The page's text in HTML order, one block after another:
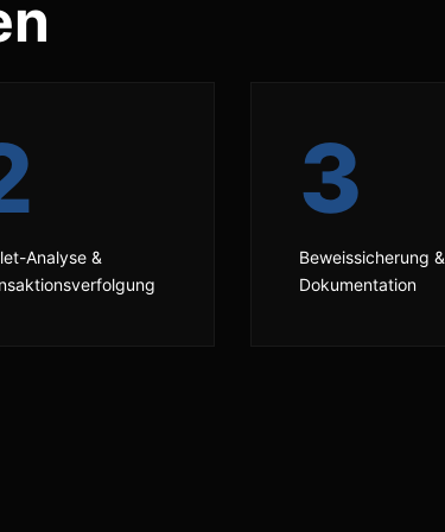
Analyse &
3
Beweissicherung &
Dokumentation